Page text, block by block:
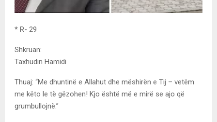
* R- 29
Shkruan:
Taxhudin Hamidi
Thuaj: “Me dhuntinë e Allahut dhe mëshirën e Tij – vetëm
me këto le të gëzohen! Kjo është më e mirë se ajo që
grumbullojnë.”